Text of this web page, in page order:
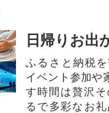
日帰りお出
ふるさと納税
イベント参加や
す時間は贅沢
るで多彩なお